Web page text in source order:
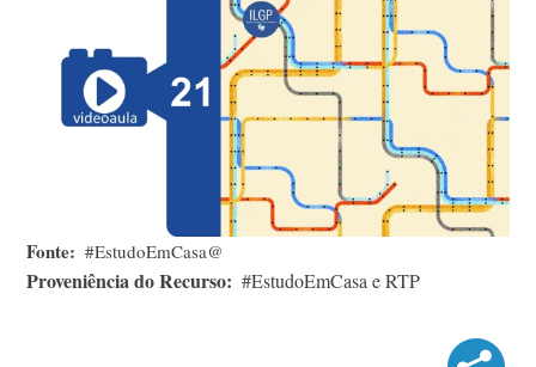
Fonte #EstudoEmCasa@
Proveniência do Recurso #EstudoEmCasa e RTP